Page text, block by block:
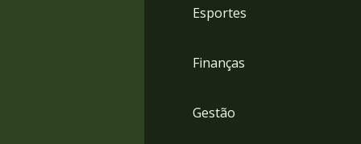
Esportes
Finanças
Gestão